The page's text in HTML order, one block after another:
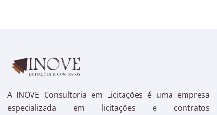
A INOVE Consultoria em Licitações é uma empresa
especializada em licitações e contratos